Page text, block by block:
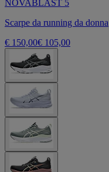
NOVABLAST 5
Scarpe da running da donna
€ 150,00€ 105,00